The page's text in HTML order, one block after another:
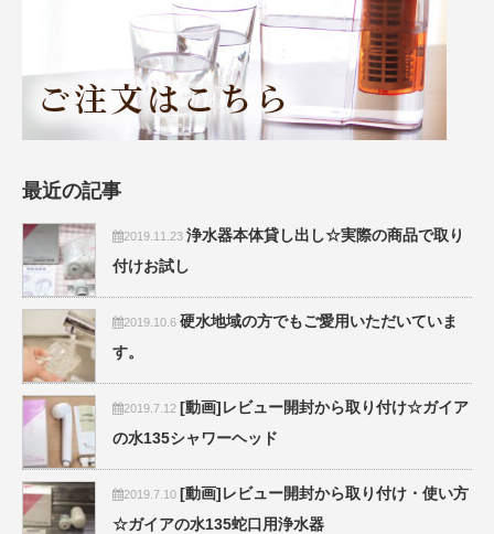
最近の記事
2019.11.23 浄水器本体貸し出し☆実際の商品で取り
付けお試し
2019.10.6 硬水地域の方でもご愛用いただいていま
す。
2019.7.12 [動画]レビュー開封から取り付け☆ガイア
の水135シャワーヘッド
2019.7.10 [動画]レビュー開封から取り付け・使い方
☆ガイアの水135蛇口用浄水器